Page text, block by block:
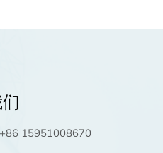
植物鞘氨醇：天然发酵
末供应商
15951008670